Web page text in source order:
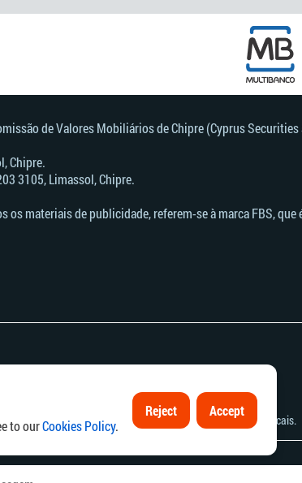
to ourCookies Policy.
Reject Accept
de Valores Mobiliários de Chipre (Cyprus Securities
Chipre.
3105, Limassol, Chipre.
materiais de publicidade, referem-se à marca FBS, que
seja contrária à respetiva lei local ou aos regulamentos locais.